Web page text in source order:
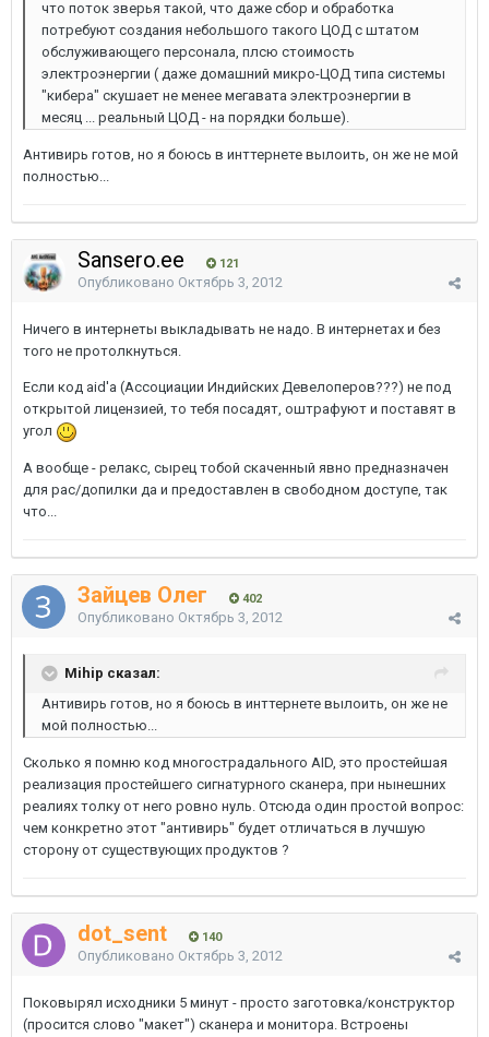
что поток зверья такой, что даже сбор и обработка
потребуют создания небольшого такого ЦОД с штатом
обслуживающего персонала, плсю стоимость
электроэнергии ( даже домашний микро-ЦОД типа системы
"кибера" скушает не менее мегавата электроэнергии в
месяц ... реальный ЦОД - на порядки больше).
Антивирь готов, но я боюсь в инттернете вылоить, он же не мой
полностью...
Sansero.ee 121
Опубликовано Октябрь 3, 2012
Ничего в интернеты выкладывать не надо. В интернетах и без
того не протолкнуться.
Если код aid'a (Ассоциации Индийских Девелоперов???) не под
открытой лицензией, то тебя посадят, оштрафуют и поставят в
угол
А вообще - релакс, сырец тобой скаченный явно предназначен
для рас/допилки да и предоставлен в свободном доступе, так
что...
Зайцев Олег 402
Опубликовано Октябрь 3, 2012
Mihip сказал:
Антивирь готов, но я боюсь в инттернете вылоить, он же не
мой полностью...
Сколько я помню код многострадального AID, это простейшая
реализация простейшего сигнатурного сканера, при нынешних
реалиях толку от него ровно нуль. Отсюда один простой вопрос:
чем конкретно этот "антивирь" будет отличаться в лучшую
сторону от существующих продуктов ?
dot_sent 140
Опубликовано Октябрь 3, 2012
Поковырял исходники 5 минут - просто заготовка/конструктор
(просится слово "макет") сканера и монитора. Встроены